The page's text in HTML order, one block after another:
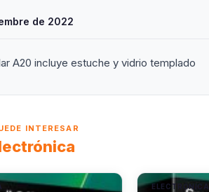
de 2022
A20 incluye estuche y vidrio templado
INTERESAR
ELECTRÓNICA